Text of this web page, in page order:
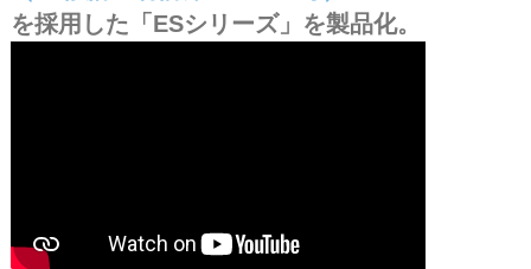
を採用した「ESシリーズ」を製品化。